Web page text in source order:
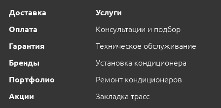
Доставка
Оплата
Гарантия
Бренды
Портфолио
Акции
Услуги
Консультации и подбор
Техническое обслуживание
Установка кондиционера
Ремонт кондиционеров
Закладка трасс